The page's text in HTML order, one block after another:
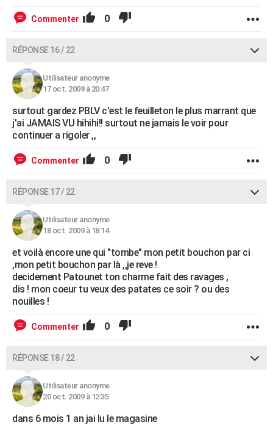
Commenter 0
RÉPONSE 16 / 22
Utilisateur anonyme
17 oct. 2009 à 20:47
surtout gardez PBLV c'est le feuilleton le plus marrant que
j'ai JAMAIS VU hihihi!! surtout ne jamais le voir pour
continuer a rigoler ,,
Commenter 0
RÉPONSE 17 / 22
Utilisateur anonyme
18 oct. 2009 à 18:14
et voilà encore une qui "tombe" mon petit bouchon par ci
,mon petit bouchon par là ,,je reve !
decidement Patounet ton charme fait des ravages ,
dis ! mon coeur tu veux des patates ce soir ? ou des
nouilles !
Commenter 0
RÉPONSE 18 / 22
Utilisateur anonyme
20 oct. 2009 à 12:35
dans 6 mois 1 an jai lu le magasine